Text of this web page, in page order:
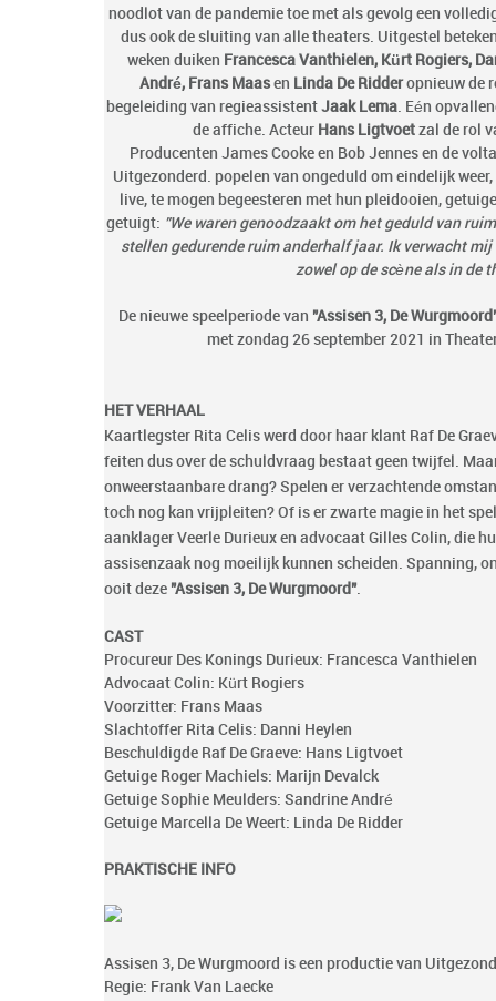
noodlot van de pandemie toe met als gevolg een
dus ook de sluiting van alle theaters. Uitgestel
weken duiken Francesca Vanthielen, Kürt Rogiers,
André, Frans Maasen Linda De Ridderopnieuw de
begeleiding van regieassistent Jaak Lema. Eén
de affiche. Acteur Hans Ligtvoetzal de rol
Producenten James Cooke en Bob Jennes en de
Uitgezonderd. popelen van ongeduld om eindelijk
live, te mogen begeesteren met hun pleidooien,
getuigt: "We waren genoodzaakt om het geduld van
stellen gedurende ruim anderhalf jaar. Ik verwacht
zowel op de scène als in de
De nieuwe speelperiode van "Assisen 3, De
met zondag 26 september 2021 in
HET VERHAAL
Kaartlegster Rita Celis werd door haar klant Raf De
feiten dus over de schuldvraag bestaat geen twijfel.
onweerstaanbare drang? Spelen er verzachtende
toch nog kan vrijpleiten? Of is er zwarte magie in het
aanklager Veerle Durieux en advocaat Gilles Colin, die
assisenzaak nog moeilijk kunnen scheiden. Spanning,
ooit deze "Assisen 3, De Wurgmoord".
CAST
Procureur Des Konings Durieux: Francesca Vanthielen
Advocaat Colin: Kürt Rogiers
Voorzitter: Frans Maas
Slachtoffer Rita Celis: Danni Heylen
Beschuldigde Raf De Graeve: Hans Ligtvoet
Getuige Roger Machiels: Marijn Devalck
Getuige Sophie Meulders: Sandrine André
Getuige Marcella De Weert: Linda De Ridder
PRAKTISCHE INFO
Assisen 3, De Wurgmoord is een productie van
Regie: Frank Van Laecke